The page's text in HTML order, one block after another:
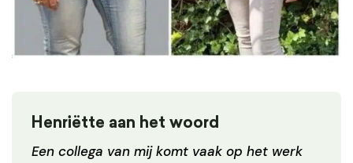
Henriëtte aan het woord
Een collega van mij komt vaak op het werk